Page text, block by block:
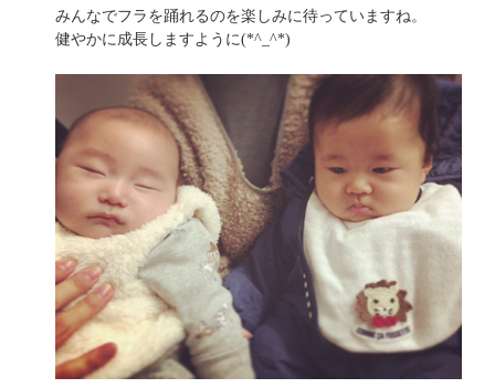
みんなでフラを踊れるのを楽しみに待っていますね。
健やかに成長しますように(*^_^*)